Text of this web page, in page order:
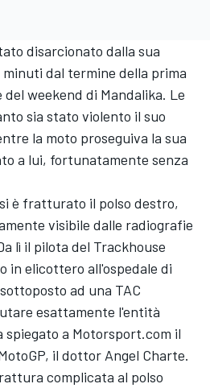
disarcionato dalla sua
minuti dal termine della prima
weekend di Mandalika. Le
sia stato violento il suo
la moto proseguiva la sua
a lui, fortunatamente senza
è fratturato il polso destro,
visibile dalle radiografie
lì il pilota del Trackhouse
in elicottero all'ospedale di
ad una TAC
esattamente l'entità
a Motorsport.com il
il dottor Angel Charte.
complicata al polso